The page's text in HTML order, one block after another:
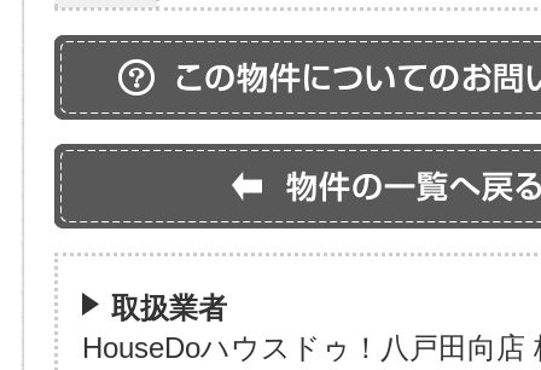
取扱業者
HouseDoハウスドゥ！八戸田向店